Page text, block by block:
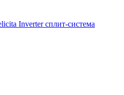
Inverter сплит-система